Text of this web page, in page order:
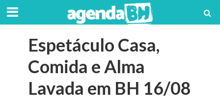
Espetáculo Casa,
Comida e Alma
Lavada em BH 16/08